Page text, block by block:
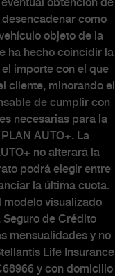
obtención de
desencadenar como
objeto de la
ha hecho coincidir la
importe con el que
cliente, minorando el
de cumplir con
necesarias para la
AUTO+. La
no alterará la
podrá elegir entre
la última cuota.
modelo visualizado
de Crédito
mensualidades y no
Life Insurance
y con domicilio